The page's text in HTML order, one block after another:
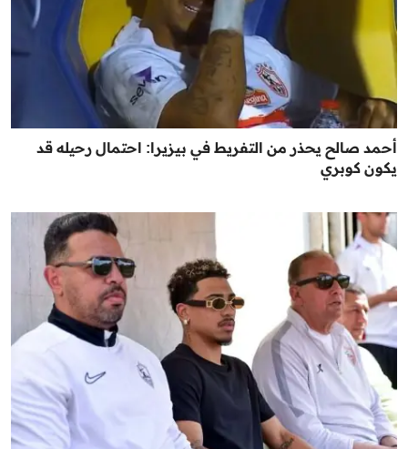
أحمد صالح يحذر من التفريط في بيزيرا: احتمال رحيله قد
يكون كوبري